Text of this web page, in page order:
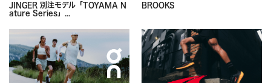
JINGER 別注モデル「TOYAMA N
ature Series」...
BROOKS